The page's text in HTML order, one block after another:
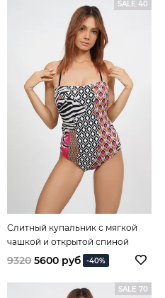
SALE 40
Слитный купальник с мягкой
чашкой и открытой спиной
Escape into The Jungle
9320 5600 руб -40%
SALE 70